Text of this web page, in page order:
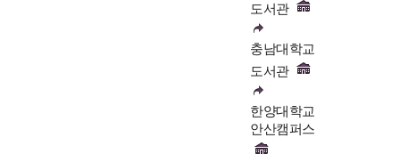
도서관
충남대학교
도서관
한양대학교
안산캠퍼스